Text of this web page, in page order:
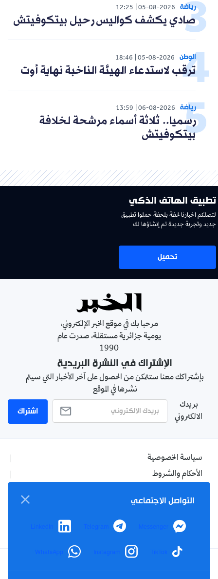
رياضة 05-08-2026
12:25
صادي يكشف كواليس رحيل بيتكوفيتش
الوطن 05-08-2026
18:46
ترقب لاستدعاء الهيئة الناخبة نهاية أوت
رياضة 06-08-2026
13:59
رسميا.. ثلاثة أسماء مرشحة لخلافة
بيتكوفيتش
تطبيق الهاتف الذكي
لتصلكم اخبارنا لحظة بلحظة حملوا تطبيق
جديد وتجربة جديدة تم إنشاؤها لك
تحميل
مرحبا بك في موقع الخبر الإلكتروني،
يومية جزائرية مستقلة، صدرت عام
1990
الإشتراك في النشرة البريدية
بإشتراكك معنا ستتمكن من الحصول على آخر الأخبار التي سيتم
نشرها في الموقع
بريدك
الالكتروني
اشتراك
سياسة الخصوصية
الأحكام والشروط
اتصل بنا
من نحن
Facebook
YouTube
TikTok
Twitter
التواصل الاجتماعي
Messenger
Telegram
LinkedIn
TikTok
Instagram
WhatsApp